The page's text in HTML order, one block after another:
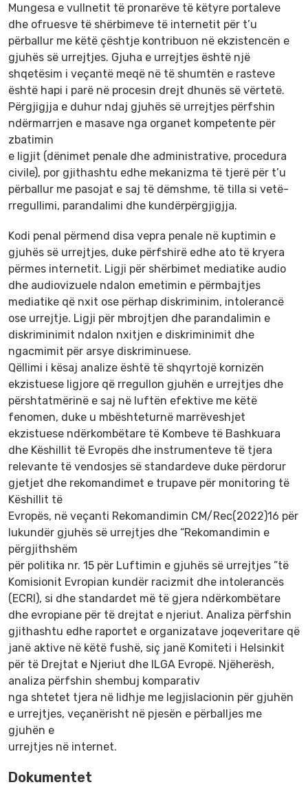
Mungesa e vullnetit të pronarëve të këtyre portaleve
dhe ofruesve të shërbimeve të internetit për t’u
përballur me këtë çështje kontribuon në ekzistencën e
gjuhës së urrejtjes. Gjuha e urrejtjes është një
shqetësim i veçantë meqë në të shumtën e rasteve
është hapi i parë në procesin drejt dhunës së vërtetë.
Përgjigjja e duhur ndaj gjuhës së urrejtjes përfshin
ndërmarrjen e masave nga organet kompetente për
zbatimin
e ligjit (dënimet penale dhe administrative, procedura
civile), por gjithashtu edhe mekanizma të tjerë për t’u
përballur me pasojat e saj të dëmshme, të tilla si vetë-
rregullimi, parandalimi dhe kundërpërgjigjja.
Kodi penal përmend disa vepra penale në kuptimin e
gjuhës së urrejtjes, duke përfshirë edhe ato të kryera
përmes internetit. Ligji për shërbimet mediatike audio
dhe audiovizuele ndalon emetimin e përmbajtjes
mediatike që nxit ose përhap diskriminim, intolerancë
ose urrejtje. Ligji për mbrojtjen dhe parandalimin e
diskriminimit ndalon nxitjen e diskriminimit dhe
ngacmimit për arsye diskriminuese.
Qëllimi i kësaj analize është të shqyrtojë kornizën
ekzistuese ligjore që rregullon gjuhën e urrejtjes dhe
përshtatmërinë e saj në luftën efektive me këtë
fenomen, duke u mbështeturnë marrëveshjet
ekzistuese ndërkombëtare të Kombeve të Bashkuara
dhe Këshillit të Evropës dhe instrumenteve të tjera
relevante të vendosjes së standardeve duke përdorur
gjetjet dhe rekomandimet e trupave për monitoring të
Këshillit të
Evropës, në veçanti Rekomandimin CM/Rec(2022)16 për
lukundër gjuhës së urrejtjes dhe “Rekomandimin e
përgjithshëm
për politika nr. 15 për Luftimin e gjuhës së urrejtjes ”të
Komisionit Evropian kundër racizmit dhe intolerancës
(ECRI), si dhe standardet më të gjera ndërkombëtare
dhe evropiane për të drejtat e njeriut. Analiza përfshin
gjithashtu edhe raportet e organizatave joqeveritare që
janë aktive në këtë fushë, siç janë Komiteti i Helsinkit
për të Drejtat e Njeriut dhe ILGA Evropë. Njëherësh,
analiza përfshin shembuj komparativ
nga shtetet tjera në lidhje me legjislacionin për gjuhën
e urrejtjes, veçanërisht në pjesën e përballjes me
gjuhën e
urrejtjes në internet.
Dokumentet